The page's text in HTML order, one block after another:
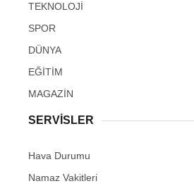
TEKNOLOJİ
SPOR
DÜNYA
EĞİTİM
MAGAZİN
SERVİSLER
Hava Durumu
Namaz Vakitleri